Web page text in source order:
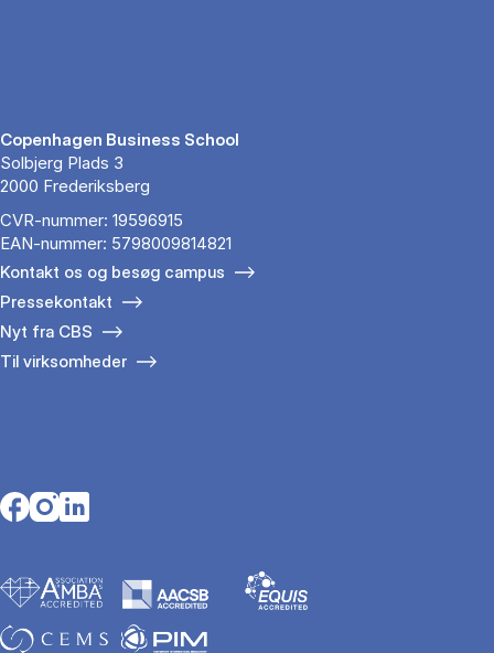
Copenhagen Business School
Solbjerg Plads 3
2000 Frederiksberg
CVR-nummer: 19596915
EAN-nummer: 5798009814821
Kontakt os og besøg campus
Pressekontakt
Nyt fra CBS
Til virksomheder
Opens in a new tab
Opens in a new tab
Opens in a new tab